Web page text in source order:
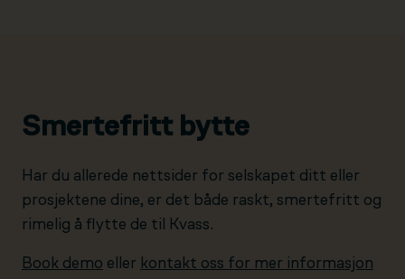
Smertefritt bytte
Har du allerede nettsider for selskapet ditt eller
prosjektene dine, er det både raskt, smertefritt og
rimelig å flytte de til Kvass.
Book demo eller kontakt oss for mer informasjon